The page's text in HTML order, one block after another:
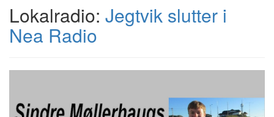
Lokalradio: Jegtvik slutter i
Nea Radio